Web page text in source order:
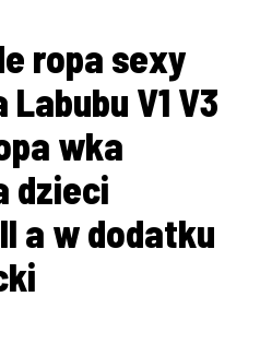
ropa sexy
V1 V3
wka
dzieci
a w dodatku